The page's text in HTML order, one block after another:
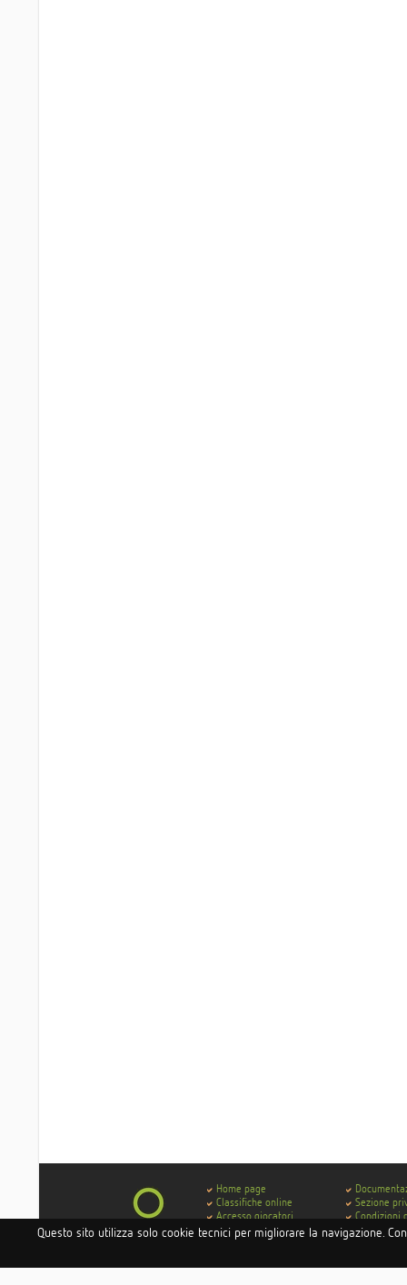
Questo sito utilizza solo cookie tecnici per migliorare la navigazione.
Home page
Classifiche online
Accesso giocatori
Accesso hotel e istituti
Accesso circoli
Sezione
Condizioni
Contatti